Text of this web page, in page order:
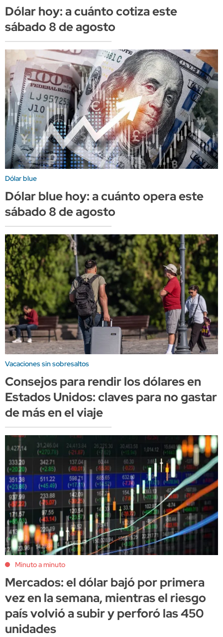
Dólar hoy: a cuánto cotiza este
sábado 8 de agosto
Dólar blue
Dólar blue hoy: a cuánto opera este
sábado 8 de agosto
Vacaciones sin sobresaltos
Consejos para rendir los dólares en
Estados Unidos: claves para no gastar
de más en el viaje
Minuto a minuto
Mercados: el dólar bajó por primera
vez en la semana, mientras el riesgo
país volvió a subir y perforó las 450
unidades